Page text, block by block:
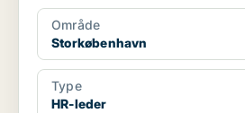
Område
Storkøbenhavn
Type
HR-leder